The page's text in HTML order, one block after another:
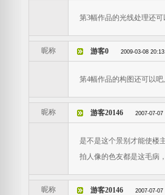
第3幅作品的光线处理还
昵称 游客0 2009-03-08
第4幅作品的构图还可以吧
昵称 游客20146 2007-07-07
是不是这个景别才能使楼
拍人像的色友都是这毛
昵称 游客20146 2007-07-07